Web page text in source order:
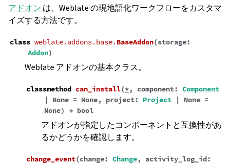
アドオン は、Weblate の現地語化ワークフローをカスタマ
イズする方法です。
class weblate.addons.base.BaseAddon(storage:
Addon)
Weblate アドオンの基本クラス。
classmethod can_install(*, component: Component
|
None = None, project: Project | None =
None) → bool
アドオンが指定したコンポーネントと互換性があ
るかどうかを確認します。
change_event(change: Change, activity_log_id: